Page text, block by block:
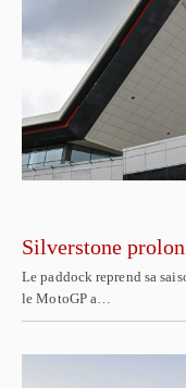
Silverstone
Le paddock reprend sa
le MotoGP a…